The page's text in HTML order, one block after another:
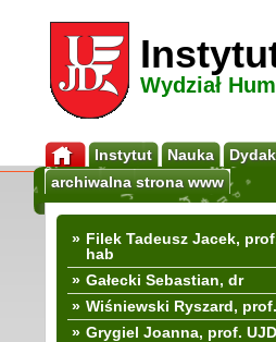
Wydział
Instytut Nauka
archiwalna strona www
» Filek Tadeusz Jacek,
hab
» Gałecki Sebastian, dr
» Wiśniewski Ryszard,
» Grygiel Joanna, prof. UJD